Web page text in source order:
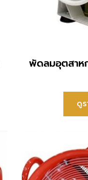
พัดลมอุตสาห
ดู